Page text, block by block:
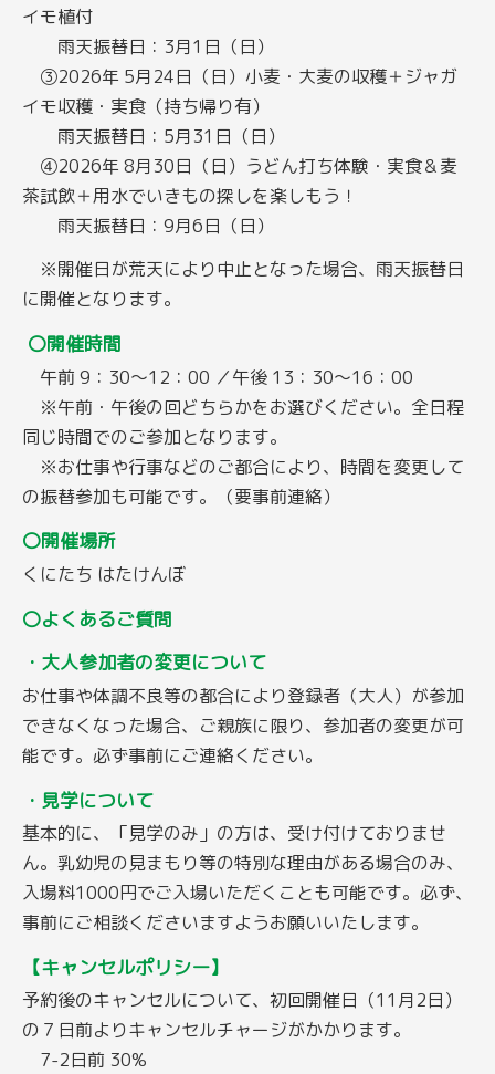
イモ植付
雨天振替日：3月1日（日）
③2026年 5月24日（日）小麦・大麦の収穫＋ジャガ
イモ収穫・実食（持ち帰り有）
雨天振替日：5月31日（日）
④2026年 8月30日（日）うどん打ち体験・実食＆麦
茶試飲＋用水でいきもの探しを楽しもう！
雨天振替日：9月6日（日）
※開催日が荒天により中止となった場合、雨天振替日
に開催となります。
〇開催時間
午前 9：30〜12：00 ／午後 13：30〜16：00
※午前・午後の回どちらかをお選びください。全日程
同じ時間でのご参加となります。
※お仕事や行事などのご都合により、時間を変更して
の振替参加も可能です。（要事前連絡）
〇開催場所
くにたち はたけんぼ
〇よくあるご質問
・大人参加者の変更について
お仕事や体調不良等の都合により登録者（大人）が参加
できなくなった場合、ご親族に限り、参加者の変更が可
能です。必ず事前にご連絡ください。
・見学について
基本的に、「見学のみ」の方は、受け付けておりませ
ん。乳幼児の見まもり等の特別な理由がある場合のみ、
入場料1000円でご入場いただくことも可能です。必ず、
事前にご相談くださいますようお願いいたします。
【キャンセルポリシー】
予約後のキャンセルについて、初回開催日（11月2日）
の７日前よりキャンセルチャージがかかります。
7-2日前 30%